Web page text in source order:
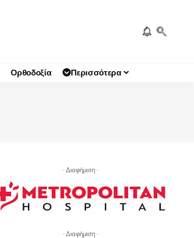
Ορθοδοξία Περισσότερα
- Διαφήμιση -
- Διαφήμιση -